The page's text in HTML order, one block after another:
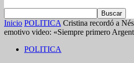
Inicio POLITICA Cristina recordó a
emotivo video: «Siempre primero
POLITICA